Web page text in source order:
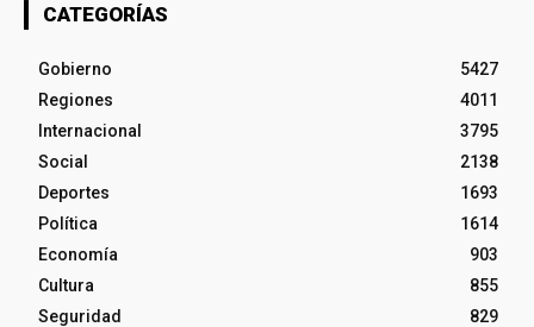
CATEGORÍAS
Gobierno
5427
Regiones
4011
Internacional
3795
Social
2138
Deportes
1693
Política
1614
Economía
903
Cultura
855
Seguridad
829